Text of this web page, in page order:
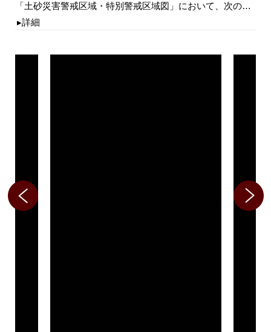
「土砂災害警戒区域・特別警戒区域図」において、次の小学校及び義務教育学校の学校区の基礎調査結果を追加しました。（広島市東区）戸坂城山、（広島市安佐南区）安東、安北、伴、緑井、（呉市）横路、（東広島市）吉川、高屋西、造賀、高美が丘、川上、原、（世羅町）世羅
▸詳細